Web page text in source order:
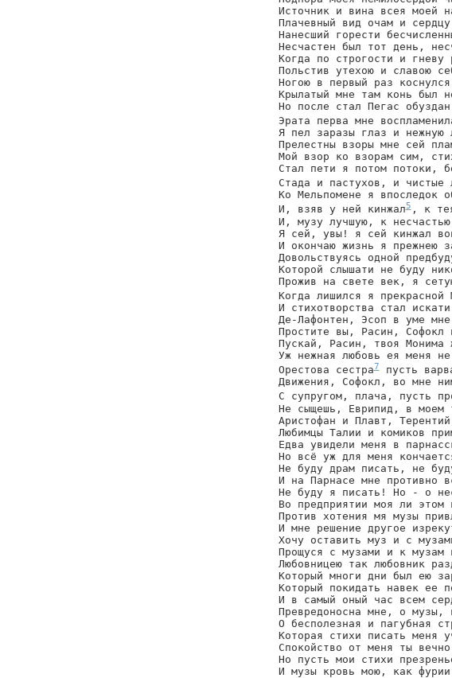
Источник и вина всея моей
Плачевный вид очам и
Нанесший горести
Несчастен был тот день,
Когда по строгости и гневу
Польстив утехою и славою
Ногою в первый раз
Крылатый мне там конь был
Но после стал Пегас
Эрата перва мне
Я пел заразы глаз и нежную
Прелестны взоры мне сей
Мой взор ко взорам сим,
Стал пети я потом потоки,
Стада и пастухов, и чистые
Ко Мельпомене я впоследок
И, взяв у ней кинжал5, к
И, музу лучшую, к
Я сей, увы! я сей кинжал
И окончаю жизнь я прежнею
Довольствуясь одной
Которой слышати не буду
Прожив на свете век, я
Когда лишился я прекрасной
И стихотворства стал
Де-Лафонтен, Эсоп в уме
Простите вы, Расин, Софокл
Пускай, Расин, твоя Монима
Уж нежная любовь ея меня
Орестова сестра7 пусть
Движения, Софокл, во мне
С супругом, плача, пусть
Не сыщешь, Еврипид, в моем
Аристофан и Плавт,
Любимцы Талии и комиков
Едва увидели меня в
Но всё уж для меня
Не буду драм писать, не
И на Парнасе мне противно
Не буду я писать! Но - о
Во предприятии моя ли этом
Против хотения мя музы
И мне решение другое
Хочу оставить муз и с
Прощуся с музами и к музам
Любовницею так любовник
Который многи дни был ею
Который покидать навек ее
И в самый оный час всем
Превредоносна мне, о музы,
О бесполезная и пагубная
Которая стихи писать меня
Спокойство от меня ты
Но пусть мои стихи
И музы кровь мою, как